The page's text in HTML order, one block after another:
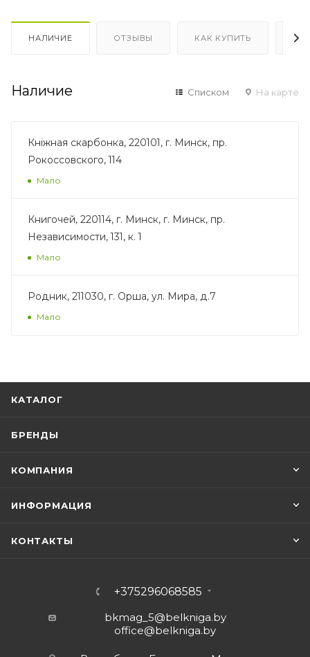
НАЛИЧИЕ ОТЗЫВЫ КАК КУПИТЬ
Наличие Списком На карте
Кнiжная скарбонка, 220101, г. Минск, пр.
Рокоссовского, 114
Мало
Книгочей, 220114, г. Минск, г. Минск, пр.
Независимости, 131, к. 1
Мало
Родник, 211030, г. Орша, ул. Мира, д.7
Мало
КАТАЛОГ
БРЕНДЫ
КОМПАНИЯ
ИНФОРМАЦИЯ
КОНТАКТЫ
+375296068585
bkmag_5@belkniga.by
office@belkniga.by